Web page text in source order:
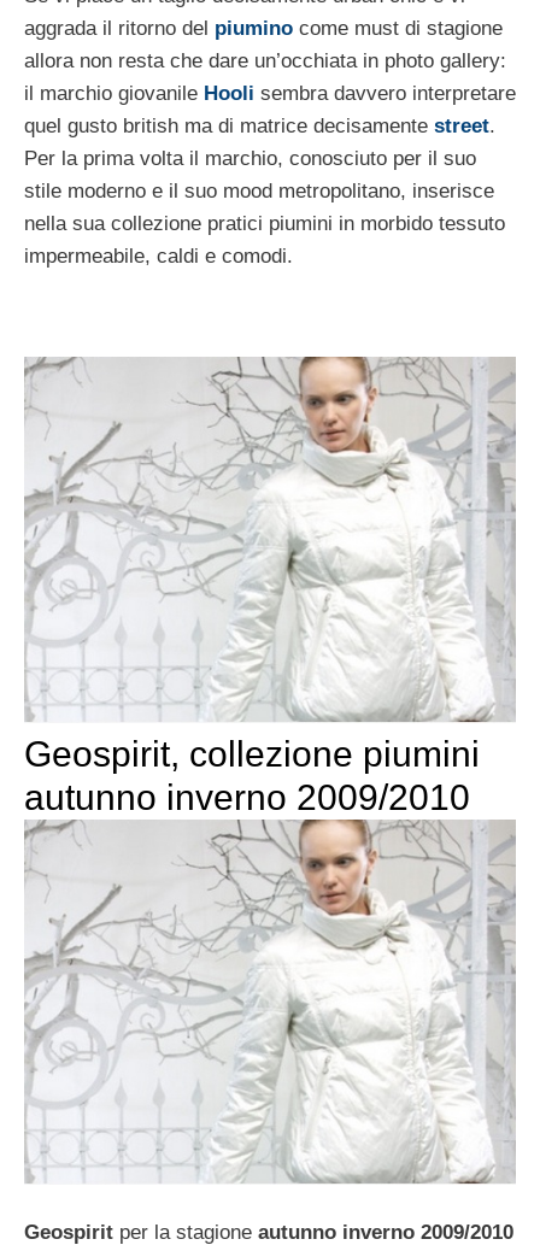
aggrada il ritorno del piumino come must di stagione
allora non resta che dare un’occhiata in photo gallery:
il marchio giovanile Hooli sembra davvero interpretare
quel gusto british ma di matrice decisamente street.
Per la prima volta il marchio, conosciuto per il suo
stile moderno e il suo mood metropolitano, inserisce
nella sua collezione pratici piumini in morbido tessuto
impermeabile, caldi e comodi.
Geospirit, collezione piumini
autunno inverno 2009/2010
Geospirit per la stagione autunno inverno 2009/2010